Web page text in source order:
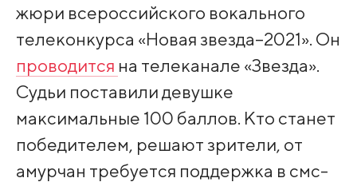
жюри всероссийского вокального
телеконкурса «Новая звезда–2021». Он
проводится на телеканале «Звезда».
Судьи поставили девушке
максимальные 100 баллов. Кто станет
победителем, решают зрители, от
амурчан требуется поддержка в смс-